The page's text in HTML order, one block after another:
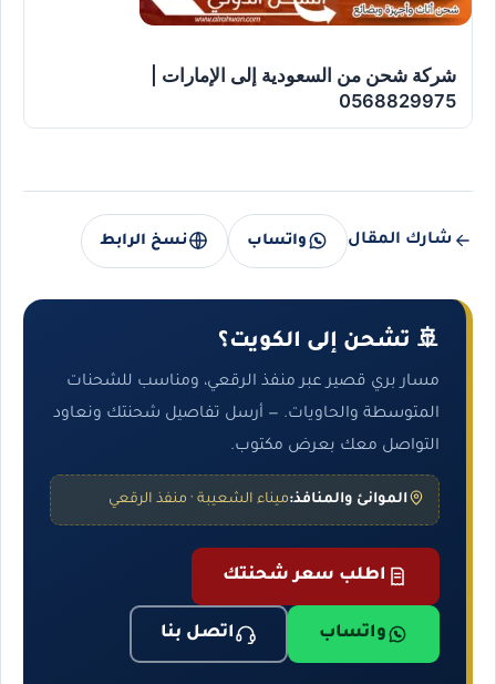
شركة شحن من السعودية إلى الإمارات |
0568829975
شارك المقال واتساب نسخ الرابط
🚢 تشحن إلى الكويت؟
مسار بري قصير عبر منفذ الرقعي، ومناسب للشحنات
المتوسطة والحاويات. — أرسل تفاصيل شحنتك ونعاود
التواصل معك بعرض مكتوب.
الموانئ والمنافذ:ميناء الشعيبة · منفذ الرقعي
اطلب سعر شحنتك
واتساب اتصل بنا